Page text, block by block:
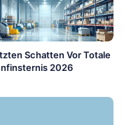
Schatten Vor Totale
2026